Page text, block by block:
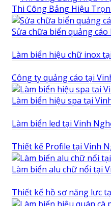
Thi Công Bảng Hiệu
Sửa chữa biển quảng
Làm biển hiệu chữ inox
Công ty quảng cáo tại
Làm biển hiệu spa tại
Làm biển led tại Vinh
Thiết kế Profile tại Vinh
Làm biển alu chữ nổi tại
Thiết kế hồ sơ năng lực